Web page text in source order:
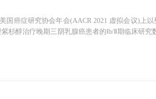
国癌症研究协会年会(AACR 2021 虚拟会议)上
杉醇治疗晚期三阴乳腺癌患者的Ⅰb/Ⅱ期临床研究